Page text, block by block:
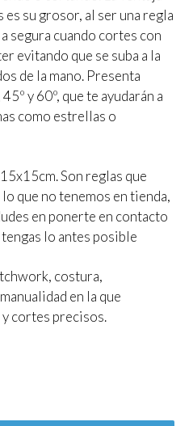
su grosor, al ser una regla
segura cuando cortes con
evitando que se suba a la
de la mano. Presenta
y 60º, que te ayudarán a
como estrellas o
Son reglas que
que no tenemos en tienda,
en ponerte en contacto
lo antes posible
costura,
en la que
cortes precisos.